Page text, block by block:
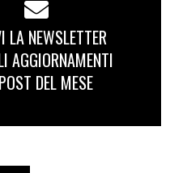
LA NEWSLETTER
AGGIORNAMENTI
DEL MESE